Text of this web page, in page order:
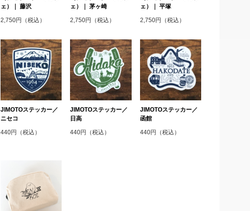
ェ）｜ 藤沢
2,750円（税込）
ェ）｜ 茅ヶ崎
2,750円（税込）
ェ）｜ 平塚
2,750円（税込）
JIMOTOステッカー／
ニセコ
440円（税込）
JIMOTOステッカー／
日高
440円（税込）
JIMOTOステッカー／
函館
440円（税込）